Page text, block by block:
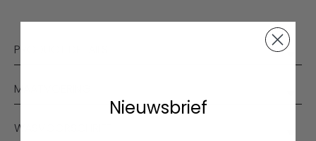
PRODUCT DETAILS
MAATVOERING
WASVOORSCHRIFT
Nieuwsbrief